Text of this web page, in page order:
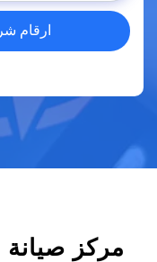
ارقام
مركز صيانة